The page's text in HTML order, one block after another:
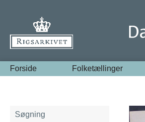
Forside Folketællinger
Søgning